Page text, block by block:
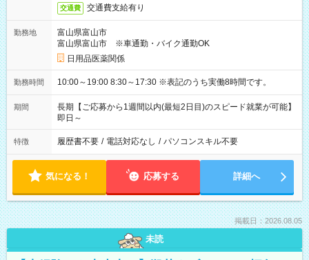
交通費 交通費支給有り
勤務地
富山県富山市
富山県富山市 ※車通勤・バイク通勤OK
日用品医薬関係
勤務時間 10:00～19:00 8:30～17:30 ※表記のうち実働8時間です。
期間
長期【ご応募から1週間以内(最短2日目)のスピード就業が可能】
即日～
特徴 履歴書不要 / 電話対応なし / パソコンスキル不要
気になる！ 応募する 詳細へ
掲載日：2026.08.05
未読